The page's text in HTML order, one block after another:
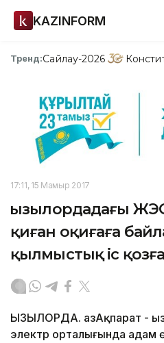
KAZINFORM
Тренд:Сайлау-2026
17:11, 15 Мамыр 2017
Қызылордадағы
қиған оқиғаға
қылмыстық іс
ҚЫЗЫЛОРДА. ҚазАқпарат -
электр орталығында адам